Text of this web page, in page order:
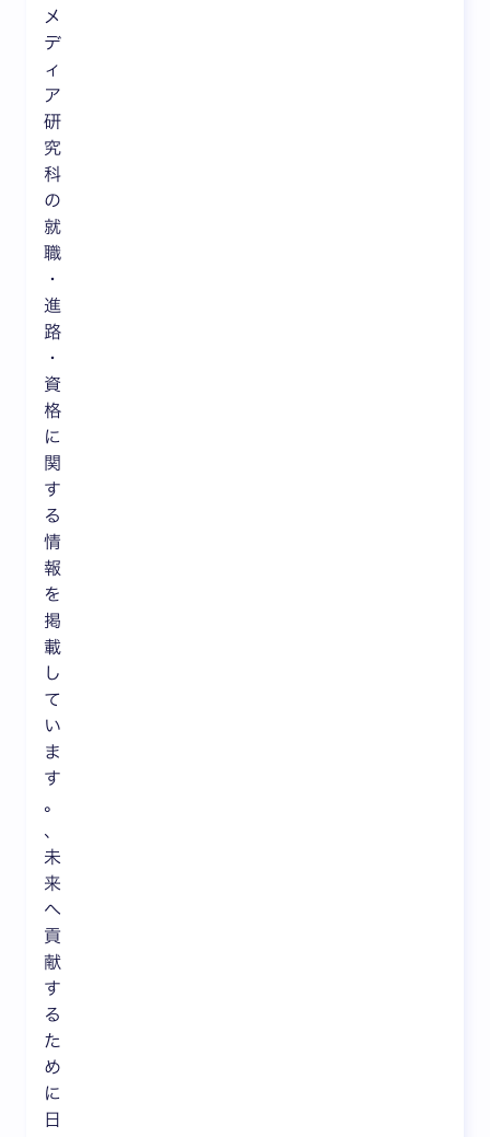
メ
デ
ィ
ア
研
究
科
の
就
職
・
進
路
・
資
格
に
関
す
る
情
報
を
掲
載
し
て
い
ま
す
。
、
未
来
へ
貢
献
す
る
た
め
に
日